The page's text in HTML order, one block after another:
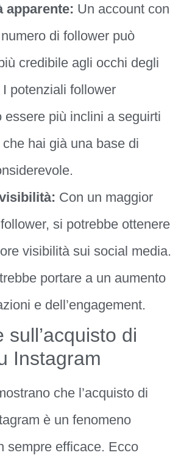
apparente: Un account con
di follower può
credibile agli occhi degli
potenziali follower
essere più inclini a seguirti
hai già una base di
Con un maggior
si potrebbe ottenere
visibilità sui social media.
portare a un aumento
e dell’engagement.
sull’acquisto di
Instagram
che l’acquisto di
è un fenomeno
sempre efficace. Ecco